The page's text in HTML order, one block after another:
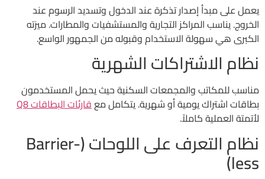
يعمل على مبدأ إصدار تذكرة عند الدخول وتسديد الرسوم عند
الخروج. يناسب المراكز التجارية والمستشفيات والمطارات. ميزته
الكبرى هي سهولة الاستخدام وقبوله من الجمهور الواسع.
نظام الاشتراكات الشهرية
مناسب للمكاتب والمجمعات السكنية حيث يحمل المستخدمون
بطاقات اشتراك يومية أو شهرية. يتكامل معقارئات البطاقات Q8
لأتمتة العملية كاملاً.
نظام التعرف على اللوحات (Barrier-
less)